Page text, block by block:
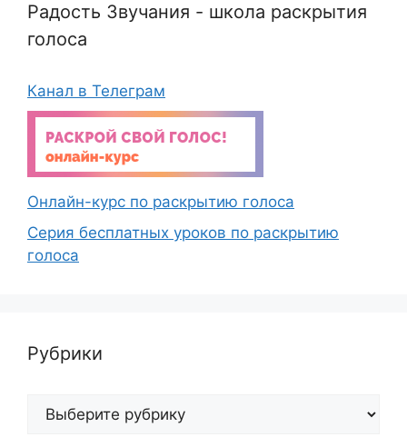
Радость Звучания - школа раскрытия
голоса
Канал в Телеграм
Онлайн-курс по раскрытию голоса
Серия бесплатных уроков по раскрытию
голоса
Рубрики
Рубрики